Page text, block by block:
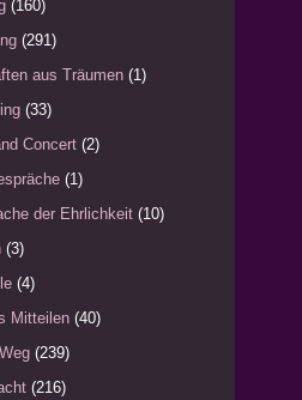
(160)
(291)
aus Träumen (1)
(33)
Concert (2)
(1)
der Ehrlichkeit (10)
(3)
(4)
Mitteilen (40)
(239)
(216)